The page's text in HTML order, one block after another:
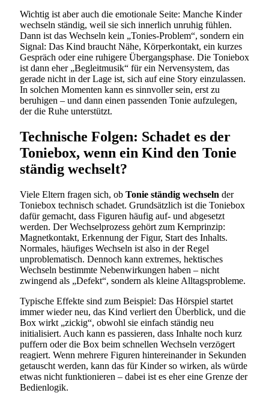
Wichtig ist aber auch die emotionale Seite: Manche Kinder
wechseln ständig, weil sie sich innerlich unruhig fühlen.
Dann ist das Wechseln kein „Tonies-Problem“, sondern ein
Signal: Das Kind braucht Nähe, Körperkontakt, ein kurzes
Gespräch oder eine ruhigere Übergangsphase. Die Toniebox
ist dann eher „Begleitmusik“ für ein Nervensystem, das
gerade nicht in der Lage ist, sich auf eine Story einzulassen.
In solchen Momenten kann es sinnvoller sein, erst zu
beruhigen – und dann einen passenden Tonie aufzulegen,
der die Ruhe unterstützt.
Technische Folgen: Schadet es der
Toniebox, wenn ein Kind den Tonie
ständig wechselt?
Viele Eltern fragen sich, ob Tonie ständig wechseln der
Toniebox technisch schadet. Grundsätzlich ist die Toniebox
dafür gemacht, dass Figuren häufig auf- und abgesetzt
werden. Der Wechselprozess gehört zum Kernprinzip:
Magnetkontakt, Erkennung der Figur, Start des Inhalts.
Normales, häufiges Wechseln ist also in der Regel
unproblematisch. Dennoch kann extremes, hektisches
Wechseln bestimmte Nebenwirkungen haben – nicht
zwingend als „Defekt“, sondern als kleine Alltagsprobleme.
Typische Effekte sind zum Beispiel: Das Hörspiel startet
immer wieder neu, das Kind verliert den Überblick, und die
Box wirkt „zickig“, obwohl sie einfach ständig neu
initialisiert. Auch kann es passieren, dass Inhalte noch kurz
puffern oder die Box beim schnellen Wechseln verzögert
reagiert. Wenn mehrere Figuren hintereinander in Sekunden
getauscht werden, kann das für Kinder so wirken, als würde
etwas nicht funktionieren – dabei ist es eher eine Grenze der
Bedienlogik.